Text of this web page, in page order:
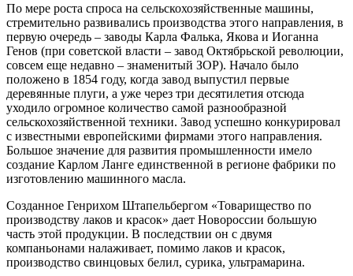
По мере роста спроса на сельскохозяйственные машины,
стремительно развивались производства этого направления, в
первую очередь – заводы Карла Фалька, Якова и Иоганна
Генов (при советской власти – завод Октябрьской революции,
совсем еще недавно – знаменитый ЗОР). Начало было
положено в 1854 году, когда завод выпустил первые
деревянные плуги, а уже через три десятилетия отсюда
уходило огромное количество самой разнообразной
сельскохозяйственной техники. Завод успешно конкурировал
с известными европейскими фирмами этого направления.
Большое значение для развития промышленности имело
создание Карлом Ланге единственной в регионе фабрики по
изготовлению машинного масла.
Созданное Генрихом Штапельбергом «Товарищество по
производству лаков и красок» дает Новороссии большую
часть этой продукции. В последствии он с двумя
компаньонами налаживает, помимо лаков и красок,
производство свинцовых белил, сурика, ультрамарина.